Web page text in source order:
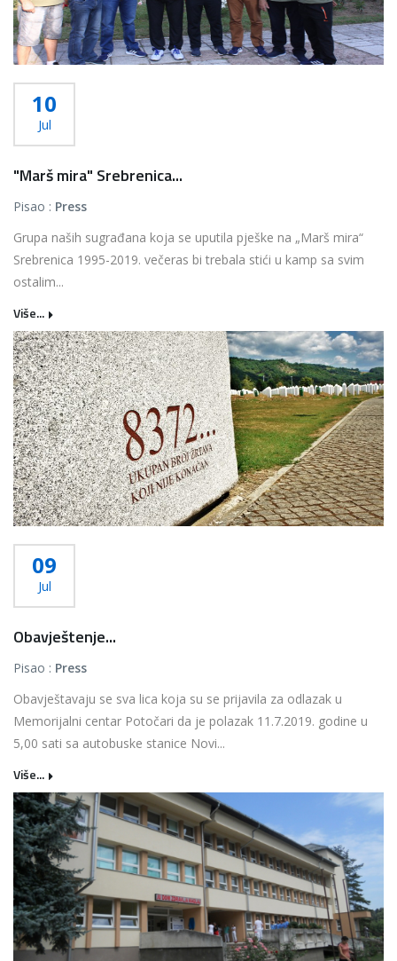
10
Jul
"Marš mira" Srebrenica...
Pisao : Press
Grupa naših sugrađana koja se uputila pješke na „Marš mira“
Srebrenica 1995-2019. večeras bi trebala stići u kamp sa svim
ostalim...
Više...
09
Jul
Obavještenje...
Pisao : Press
Obavještavaju se sva lica koja su se prijavila za odlazak u
Memorijalni centar Potočari da je polazak 11.7.2019. godine u
5,00 sati sa autobuske stanice Novi...
Više...